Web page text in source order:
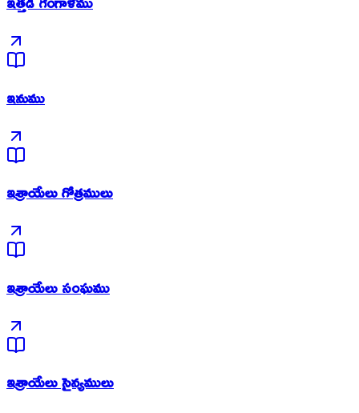
ఇనుము
ఇశ్రాయేలు గోత్రములు
ఇశ్రాయేలు సంఘము
ఇశ్రాయేలు సైన్యములు